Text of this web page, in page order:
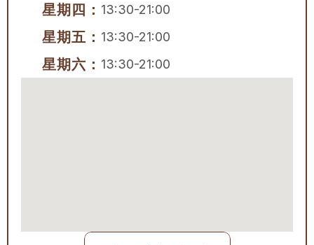
星期四： 13:30-21:00
星期五： 13:30-21:00
星期六： 13:30-21:00